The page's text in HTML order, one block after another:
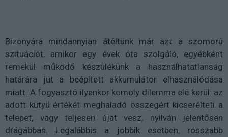
Bizonyára mindannyian átéltünk már azt a szomorú
szituációt, amikor egy évek óta szolgáló, egyébként
remekül működő készülékünk a használhatatlanság
határára jut a beépített akkumulátor elhasználódása
miatt. A fogyasztó ilyenkor komoly dilemma elé kerül: az
adott kütyü értékét meghaladó összegért kicserélteti a
telepet, vagy teljesen újat vesz, nyilván jelentősen
drágábban. Legalábbis a jobbik esetben, rosszabb